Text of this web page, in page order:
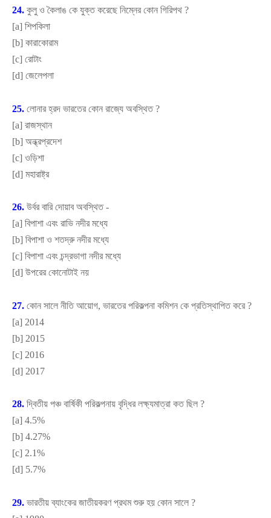
24. কুলু ও কৈলাঙ কে যুক্ত করেছে নিম্নের কোন গিরিপথ ?
[a] শিপকিলা
[b] কারাকোরাম
[c] রোটাং
[d] জেলেপলা
25. লোনার হ্রদ ভারতের কোন রাজ্যে অবস্থিত?
[a] রাজস্থান
[b] অন্ধ্রপ্রদেশ
[c] ওড়িশা
[d] মহারাষ্ট্র
26. উর্বর বারি দোয়াব অবস্থিত -
[a] বিপাশা এবং রাভি নদীর মধ্যে
[b] বিপাশা ও শতদ্রু নদীর মধ্যে
[c] বিপাশা এবং চন্দ্রভাগা নদীর মধ্যে
[d] উপরের কোনোটাই নয়
27. কোন সালে নীতি আয়োগ, ভারতের পরিকল্পনা কমিশন কে প্রতিস্থাপিত করে?
[a] 2014
[b] 2015
[c] 2016
[d] 2017
28. দ্বিতীয় পঞ্চ বার্ষিকী পরিকল্পনায় বৃদ্ধির লক্ষ্যমাত্রা কত ছিল ?
[a] 4.5%
[b] 4.27%
[c] 2.1%
[d] 5.7%
29. ভারতীয় ব্যাংকের জাতীয়করণ প্রথম শুরু হয় কোন সালে ?